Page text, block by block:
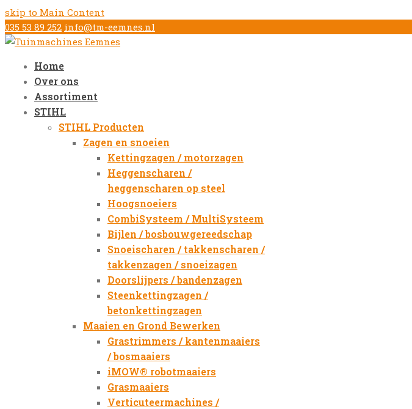
skip to Main Content
035 53 89 252 info@tm-eemnes.nl
Home
Over ons
Assortiment
STIHL
STIHL Producten
Zagen en snoeien
Kettingzagen / motorzagen
Heggenscharen /
heggenscharen op steel
Hoogsnoeiers
CombiSysteem / MultiSysteem
Bijlen / bosbouwgereedschap
Snoeischaren / takkenscharen /
takkenzagen / snoeizagen
Doorslijpers / bandenzagen
Steenkettingzagen /
betonkettingzagen
Maaien en Grond Bewerken
Grastrimmers / kantenmaaiers
/ bosmaaiers
iMOW® robotmaaiers
Grasmaaiers
Verticuteermachines /